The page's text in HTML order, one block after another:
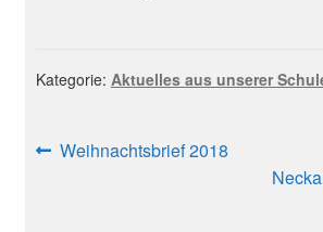
Kategorie: Aktuelles aus unserer
Beitragsnavigation
Vorheriger
Weihnachtsbrief 2018